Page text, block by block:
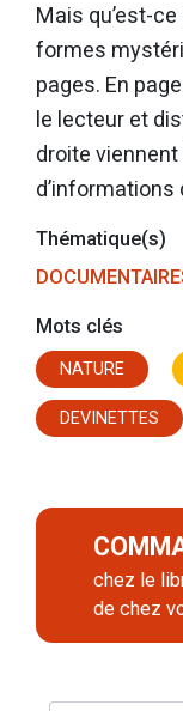
Mais qu’est-
formes
pages. En
le lecteur et
droite
Thématique(s)
Mots clés
NATURE
DEVINETTES
chez le
de chez